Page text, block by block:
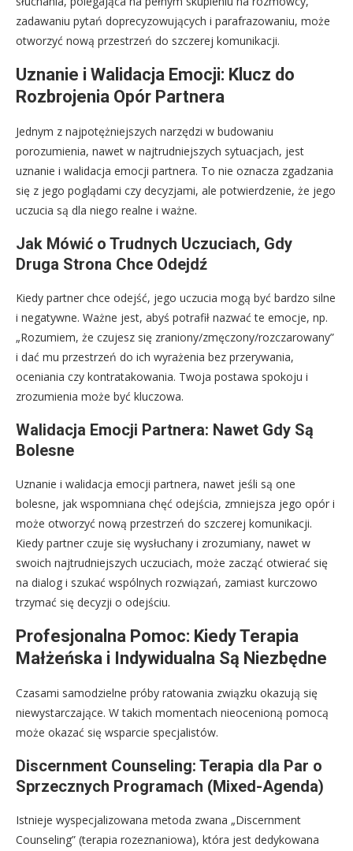
zadawaniu pytań doprecyzowujących i parafrazowaniu, może
otworzyć nową przestrzeń do szczerej komunikacji.
Uznanie i Walidacja Emocji: Klucz do
Rozbrojenia Opór Partnera
Jednym z najpotężniejszych narzędzi w budowaniu
porozumienia, nawet w najtrudniejszych sytuacjach, jest
uznanie i walidacja emocji partnera. To nie oznacza zgadzania
się z jego poglądami czy decyzjami, ale potwierdzenie, że jego
uczucia są dla niego realne i ważne.
Jak Mówić o Trudnych Uczuciach, Gdy
Druga Strona Chce Odejdź
Kiedy partner chce odejść, jego uczucia mogą być bardzo silne
i negatywne. Ważne jest, abyś potrafił nazwać te emocje, np.
„Rozumiem, że czujesz się zraniony/zmęczony/rozczarowany”
i dać mu przestrzeń do ich wyrażenia bez przerywania,
oceniania czy kontratakowania. Twoja postawa spokoju i
zrozumienia może być kluczowa.
Walidacja Emocji Partnera: Nawet Gdy Są
Bolesne
Uznanie i walidacja emocji partnera, nawet jeśli są one
bolesne, jak wspomniana chęć odejścia, zmniejsza jego opór i
może otworzyć nową przestrzeń do szczerej komunikacji.
Kiedy partner czuje się wysłuchany i zrozumiany, nawet w
swoich najtrudniejszych uczuciach, może zacząć otwierać się
na dialog i szukać wspólnych rozwiązań, zamiast kurczowo
trzymać się decyzji o odejściu.
Profesjonalna Pomoc: Kiedy Terapia
Małżeńska i Indywidualna Są Niezbędne
Czasami samodzielne próby ratowania związku okazują się
niewystarczające. W takich momentach nieocenioną pomocą
może okazać się wsparcie specjalistów.
Discernment Counseling: Terapia dla Par o
Sprzecznych Programach (Mixed-Agenda)
Istnieje wyspecjalizowana metoda zwana „Discernment
Counseling” (terapia rozeznaniowa), która jest dedykowana